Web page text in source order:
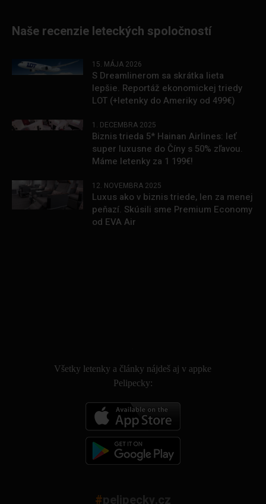
Naše recenzie leteckých spoločností
15. MÁJA 2026
S Dreamlinerom sa skrátka lieta
lepšie. Reportáž ekonomickej triedy
LOT (+letenky do Ameriky od 499€)
1. DECEMBRA 2025
Biznis trieda 5* Hainan Airlines: leť
super luxusne do Číny s 50% zľavou.
Máme letenky za 1 199€!
12. NOVEMBRA 2025
Luxus ako v biznis triede, len za menej
peňazí. Skúsili sme Premium Economy
od EVA Air
Všetky letenky a články nájdeš aj v appke
Pelipecky:
#pelipecky.cz